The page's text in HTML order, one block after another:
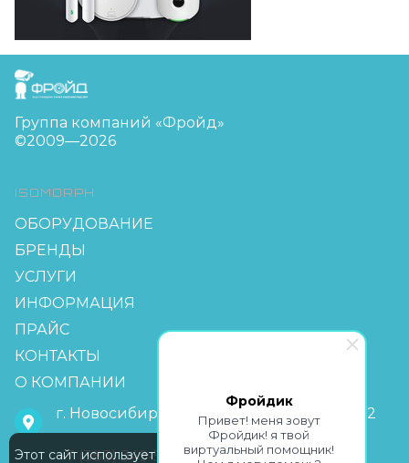
Фройдик
Привет! меня зовут
Фройдик! я твой
виртуальный помощник!
FreudGroup
Группа компаний «Фройд»
©2009—2026
ISOMORPH
ОБОРУДОВАНИЕ
БРЕНДЫ
УСЛУГИ
ИНФОРМАЦИЯ
ПРАЙС
КОНТАКТЫ
О КОМПАНИИ
г. Новосибирск, мкр Горский 63, офис 2-2
+7 (383) 349-55-88
Этот сайт использует Cookie